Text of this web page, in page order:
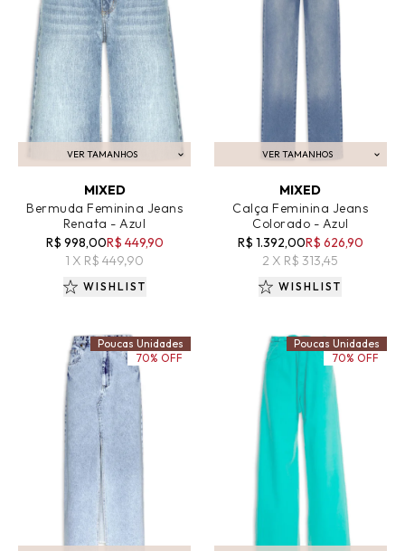
VER TAMANHOS
ADICIONAR AO CARRINHO
MIXED
Bermuda Feminina Jeans
Renata - Azul
R$ 998,00R$ 449,90
1 X R$ 449,90
WISHLIST
VER TAMANHOS
ADICIONAR AO CARRINHO
MIXED
Calça Feminina Jeans
Colorado - Azul
R$ 1.392,00R$ 626,90
2 X R$ 313,45
WISHLIST
Poucas Unidades
70% OFF
Poucas Unidades
70% OFF